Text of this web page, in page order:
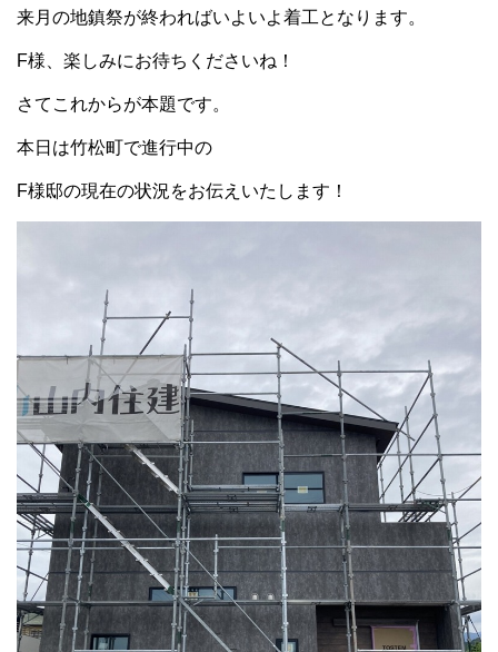
来月の地鎮祭が終わればいよいよ着工となります。
F様、楽しみにお待ちくださいね！
さてこれからが本題です。
本日は竹松町で進行中の
F様邸の現在の状況をお伝えいたします！